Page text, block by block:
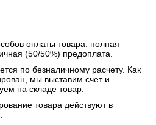
оплаты товара: полная
(50/50%) предоплата.
по безналичному расчету. Как
мы выставим счет и
на складе товар.
товара действуют в